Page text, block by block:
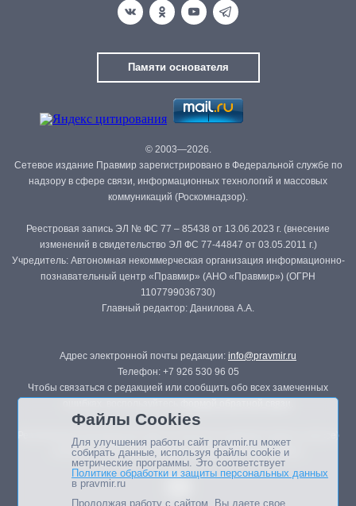
Памяти основателя
© 2003—2026.
Сетевое издание Правмир зарегистрировано в Федеральной службе по
надзору в сфере связи, информационных технологий и массовых
коммуникаций (Роскомнадзор).
Реестровая запись ЭЛ № ФС 77 – 85438 от 13.06.2023 г. (внесение
изменений в свидетельство ЭЛ ФС 77-44847 от 03.05.2011 г.)
Учредитель: Автономная некоммерческая организация информационно-
познавательный центр «Правмир» (АНО «Правмир») (ОГРН
1107799036730)
Главный редактор: Данилова А.А.
Адрес электронной почты редакции: info@pravmir.ru
Телефон: +7 926 530 96 05
Чтобы связаться с редакцией или сообщить обо всех замеченных
Републикация материалов сайта в печатных изданиях (книгах, прессе)
возможна только с письменного разрешения редакции.
Файлы Cookies
Для улучшения работы сайт pravmir.ru может
собирать данные, используя файлы cookie и
метрические программы. Это соответствует
Политике обработки и защиты персональных данных
в pravmir.ru
Продолжая работу с сайтом, Вы даете свое